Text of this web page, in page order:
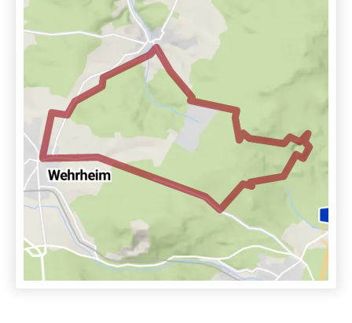
Wellenberg hinauf. Anschließend führt der Hühnerpfad
zur Kapersburg. Den Kapersburgweg bergab fahren bis
zur Abzweigung nach Pfaffenwiesbach. Das Bachtal
hinab fahren, links durch die Kleingärten und
schließlich dem Fahrradschild nach Wehrheim folgen.
An der Schlink die Wehrheimer Straße überqueren.
100m geradeaus, dann links hinab durch die Straße Am
Ried bis in die Wehrheimer Altstadt fahren. Hier gibt es
folgende Verpflegungsmöglichkeiten: Cafe Klatsch,
Metzgerei Haas, Bachbäcker, Rewebäcker, Käsehaus,
Obstladen, Imbiss Apfeldorf-Grillaurant,
Löwenherz-Biergarten und Edeka. In der Wehrheimer
Mitte (am Cafe Klatsch) und vor dem REWE gibt es E-
Bike Ladestationen.